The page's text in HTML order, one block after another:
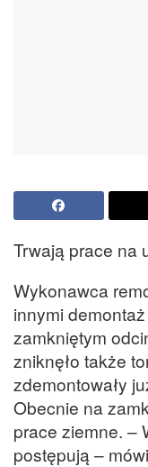
Trwają prace na
Wykonawca
innymi
zamkniętym
zniknęło także
zdemontowały
Obecnie na
prace ziemne. –
postępują –